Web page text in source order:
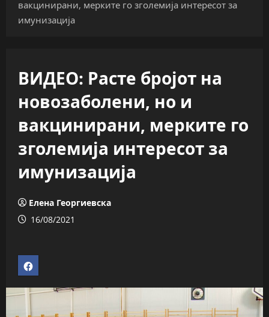
вакцинирани, мерките го зголемија интересот за
имунизација
ВИДЕО: Расте бројот на
новозаболени, но и
вакцинирани, мерките го
зголемија интересот за
имунизација
Елена Георгиевска
16/08/2021